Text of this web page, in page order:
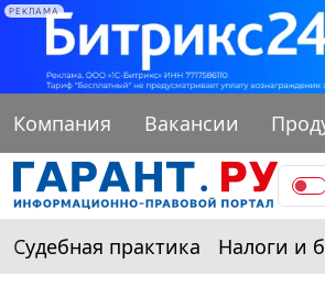
РЕКЛАМА
Компания Вакансии
Судебная практика Налоги и